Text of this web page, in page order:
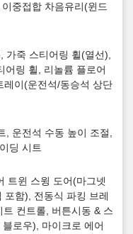
중접합 차음유리(윈드
가죽 스티어링 휠(열선),
어링 휠, 리놀륨 플로어
레이(운전석/동승석 상단
, 운전석 수동 높이 조절,
딩 시트
트윈 스윙 도어(마그넷
포함), 전동식 파킹 브레
컨트롤, 버튼시동 & 스
로우), 마이크로 에어